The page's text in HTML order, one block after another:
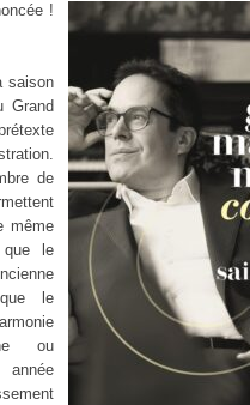
!
saison
Grand
de
même
que le
le
ou
année